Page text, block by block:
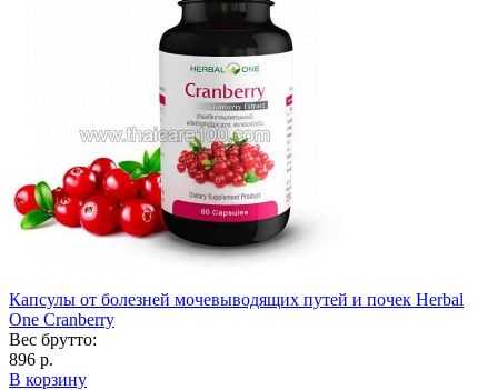
Капсулы от болезней мочевыводящих путей и почек Herbal
One Cranberry
Вес брутто:
896 р.
В корзину